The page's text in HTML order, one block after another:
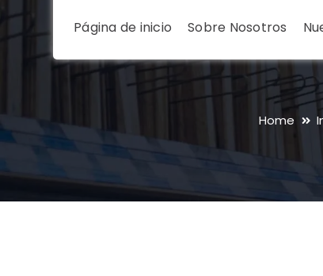
Página de inicio Sobre Nosotros
Home